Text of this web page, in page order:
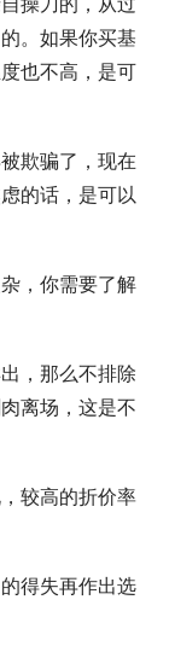
操刀的，从过
。 如果你买基
也不高，是可
欺骗了，现在
的话，是可以
，你需要了解
，那么不排除
离场，这是不
较高的折价率
得失再作出选